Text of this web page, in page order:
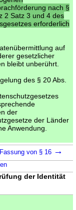
nach §
2 Satz 3 und 4 des
erforderlich
auf
gesetzlicher
bleibt unberührt.
des § 20 Abs.
der
der Länder
Anwendung.
von § 16 →
der Identität